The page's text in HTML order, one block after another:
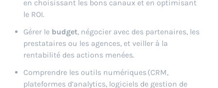
en choisissant les bons canaux et en optimisant
le ROI.
Gérer le budget, négocier avec des partenaires, les
prestataires ou les agences, et veiller à la
rentabilité des actions menées.
Comprendre les outils numériques (CRM,
plateformes d’analytics, logiciels de gestion de